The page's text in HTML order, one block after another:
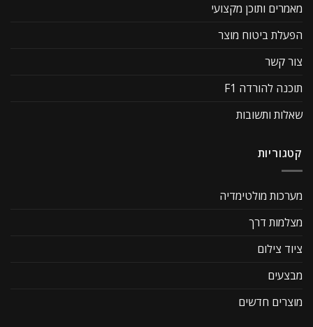
מאמרים ותוכן מקצועי
הפעלת ביטוח מוצר
צור קשר
תוכנה להורדה F1
שאלות ותשובות
קטגוריות
מערכות מולטימדיה
מצלמות דרך
ציוד צילום
מבצעים
מוצרים חדשים